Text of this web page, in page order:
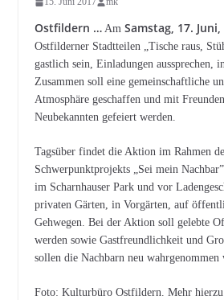
Ostfildern …AmSamstag, 17. Juni,
Ostfilderner Stadtteilen „Tische raus,
gastlich sein, Einladungen aussprechen,
Zusammen soll eine gemeinschaftliche
Atmosphäre geschaffen und mit
Neubekannten gefeiert werden.
Tagsüber findet die Aktion im Rahmen
Schwerpunktprojekts „Sei mein
im Scharnhauser Park und vor
privaten Gärten, in Vorgärten, auf
Gehwegen. Bei der Aktion soll gelebte
werden sowie Gastfreundlichkeit und
sollen die Nachbarn neu wahrgenommen
Foto: Kulturbüro Ostfildern. Mehr